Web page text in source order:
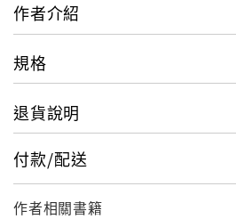
阿公阿嬤沒大沒小，甚至有不禮
養大今天的爸爸媽媽，甚至有些
予小孩一些機會教育，教導小孩要
嬤，不要總是覺得無聊，應該自
來做，並多和阿公阿嬤聊天對話，
事，以培養兩代間彼此的感情。
以簡單率性的筆觸，描繪出故事
作者介紹
規格
退貨說明
付款/配送
作者相關書籍